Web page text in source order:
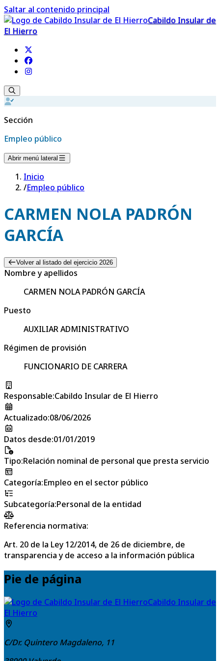
Saltar al contenido principal
Cabildo Insular de
El Hierro
Sección
Empleo público
Abrir menú lateral
Inicio
/Empleo público
CARMEN NOLA PADRÓN
GARCÍA
Volver al listado del ejercicio 2026
Nombre y apellidos
CARMEN NOLA PADRÓN GARCÍA
Puesto
AUXILIAR ADMINISTRATIVO
Régimen de provisión
FUNCIONARIO DE CARRERA
Responsable:Cabildo Insular de El Hierro
Actualizado:08/06/2026
Datos desde:01/01/2019
Tipo:Relación nominal de personal que presta servicio
Categoría:Empleo en el sector público
Subcategoría:Personal de la entidad
Referencia normativa:
Art. 20 de la Ley 12/2014, de 26 de diciembre, de
transparencia y de acceso a la información pública
Pie de página
Cabildo Insular de
El Hierro
C/Dr. Quintero Magdaleno, 11